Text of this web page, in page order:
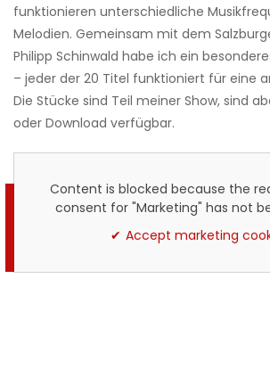
funktionieren unterschiedliche
Melodien. Gemeinsam mit dem
Philipp Schinwald habe ich ein
– jeder der 20 Titel funktioniert für eine
Die Stücke sind Teil meiner Show, sind
oder Download verfügbar.
Content is blocked because the
consent for "Marketing" has not
Accept marketing